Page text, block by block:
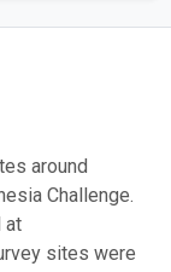
around
Challenge.
at
sites were